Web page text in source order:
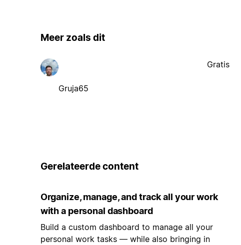
Meer zoals dit
Gruja65
Gratis
Gerelateerde content
Organize, manage, and track all your work
with a personal dashboard
Build a custom dashboard to manage all your
personal work tasks — while also bringing in